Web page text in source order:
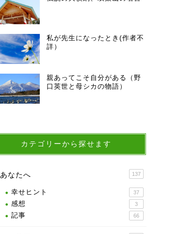
私が先生になったとき(作者不
詳）
親あってこそ自分がある（野
口英世と母シカの物語）
カテゴリーから探せます
あなたへ 137
幸せヒント 37
感想 3
記事 66